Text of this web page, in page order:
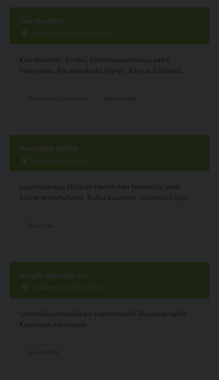
Koirahoitola
Ohvontie 189 27510 Eura, Eura
Koirahoitola. Lisäksi trimmauspalvelua sekä
hierontaa. Facebookista löytyy: Kirpun Eläinkoti.
Ravintola Haltia
Nuuksiontie 84, Espoo
Luontokeskus Haltian ravintolan terassille ovat
koirat tervetulleita. Kulku suoraan ravintolan läpi.
Hotelli Metsähirvas
Toukolantie 49, Rovaniemi
Lemmikkiystävällinen metsähotelli Rovaniemellä
Kemijoen rannassa.